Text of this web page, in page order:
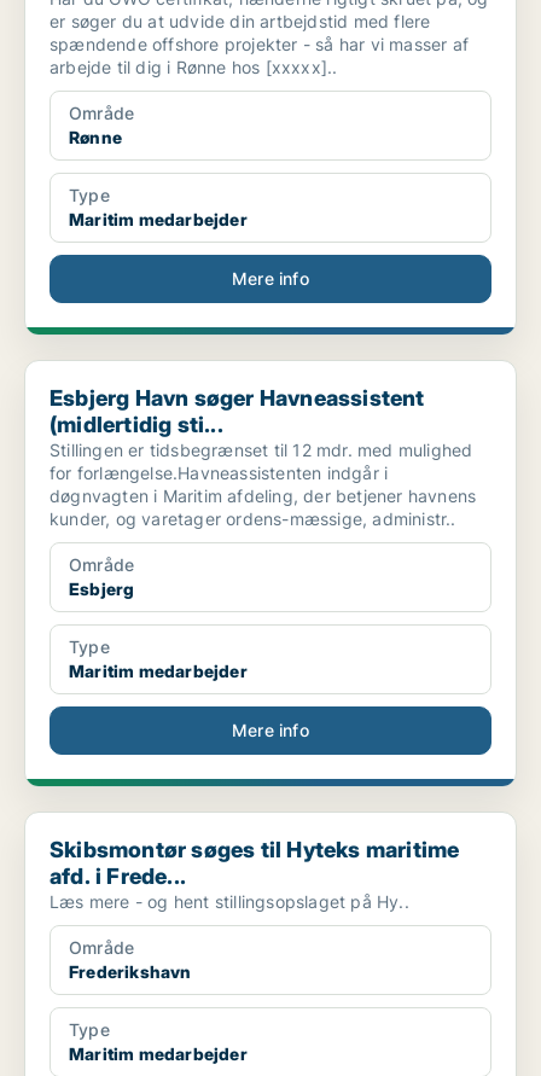
er søger du at udvide din artbejdstid med flere
spændende offshore projekter - så har vi masser af
arbejde til dig i Rønne hos [xxxxx]..
Område
Rønne
Type
Maritim medarbejder
Mere info
Esbjerg Havn søger Havneassistent (midlertidig sti...
Esbjerg Havn søger Havneassistent
(midlertidig sti...
Stillingen er tidsbegrænset til 12 mdr. med mulighed
for forlængelse.Havneassistenten indgår i
døgnvagten i Maritim afdeling, der betjener havnens
kunder, og varetager ordens-mæssige, administr..
Område
Esbjerg
Type
Maritim medarbejder
Mere info
Skibsmontør søges til Hyteks maritime afd. i Frede...
Skibsmontør søges til Hyteks maritime
afd. i Frede...
Læs mere - og hent stillingsopslaget på Hy..
Område
Frederikshavn
Type
Maritim medarbejder